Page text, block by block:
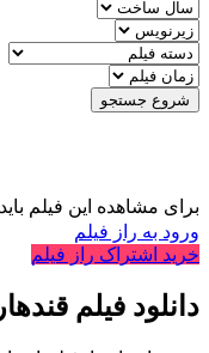
شروع جستجو
برای مشاهده این فیلم
ورود به راز فیلم
خرید اشتراک راز فیلم
دانلود فیلم قندهار